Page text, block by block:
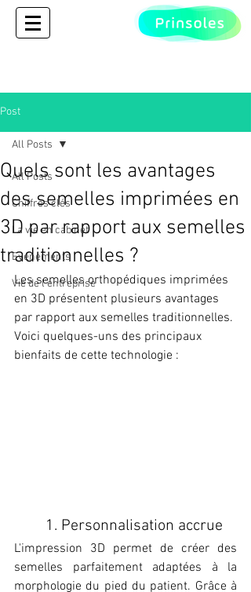
Post
All Posts
Chiffres clés
La vie en cabinet
Evénements
Vie de l'entreprise
All Posts
Quels sont les avantages
des semelles imprimées en
3D par rapport aux semelles
traditionnelles ?
Les semelles orthopédiques imprimées
en 3D présentent plusieurs avantages
par rapport aux semelles traditionnelles.
Voici quelques-uns des principaux
bienfaits de cette technologie :
1. Personnalisation accrue
L'impression 3D permet de créer des
semelles parfaitement adaptées à la
morphologie du pied du patient. Grâce à